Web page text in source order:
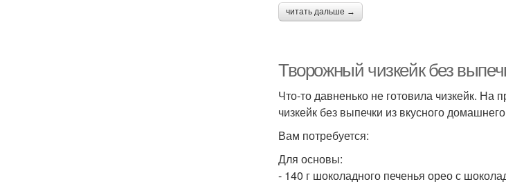
читать дальше →
Творожный чизкейк без
Что-то давненько не готовила чизкейк. На
чизкейк без выпечки из вкусного
Вам потребуется:
Для основы:
- 140 г шоколадного печенья орео с